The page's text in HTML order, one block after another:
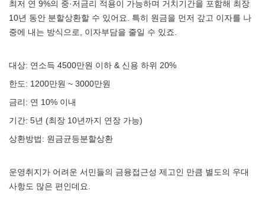
최저 연 9%의 중·저금리 적용이 가능하며 거치기간을 포함해 최장
10년 동안 분할상환할 수 있어요. 특히 원금을 먼저 갚고 이자를 나
중에 내는 방식으로, 이자부담을 줄일 수 있죠.
대상: 연소득 4500만원 이하 & 신용 하위 20%
한도: 1200만원 ~ 3000만원
금리: 연 10% 이내
기간: 5년 (최장 10년까지 연장 가능)
상환방법: 원금균등분할상환
운영취지가 어려운 서민들의 금융접근성 제고인 만큼 별도의 우대
사항도 많은 편인데요.